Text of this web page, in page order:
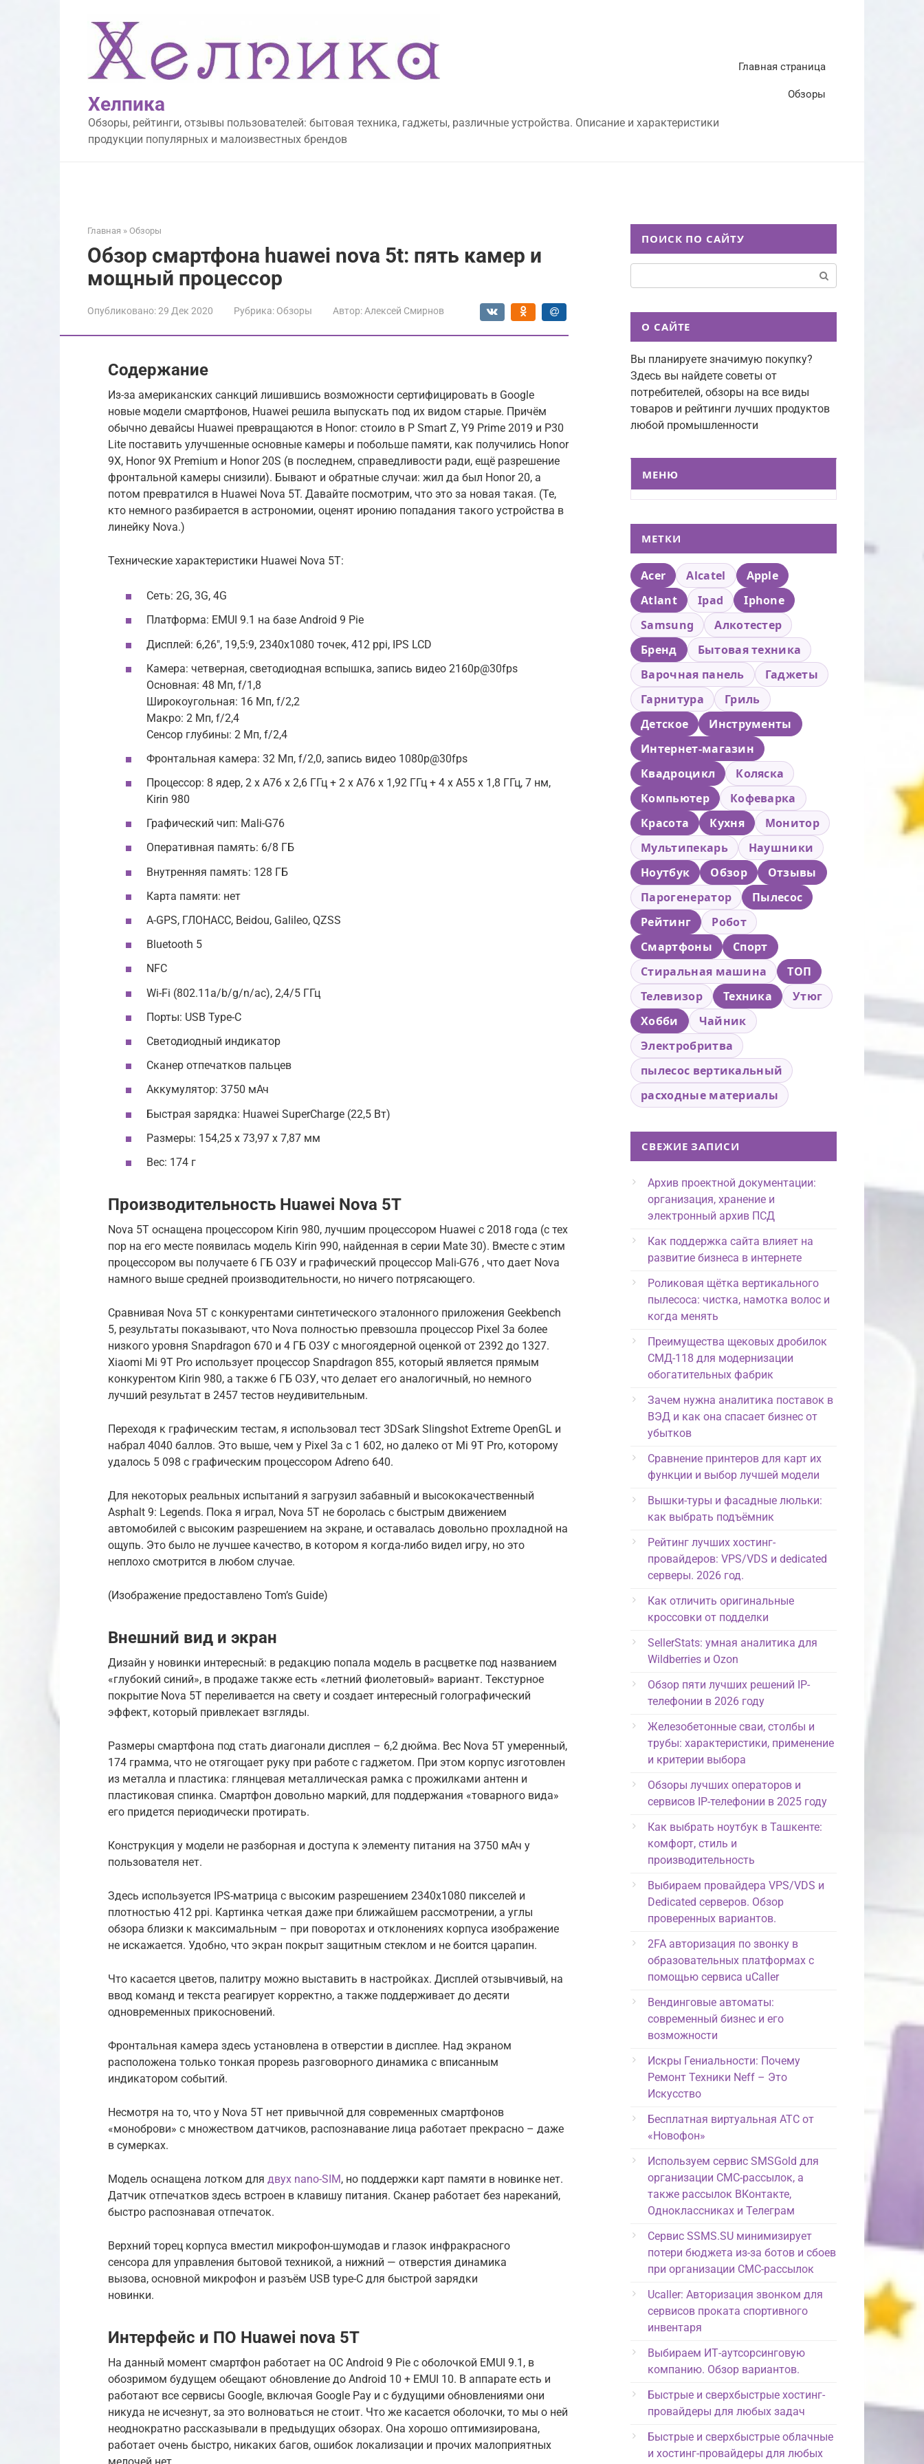
Хелпика
Обзоры, рейтинги, отзывы пользователей: бытовая техника, гаджеты, различные устройства. Описание и характеристики
продукции популярных и малоизвестных брендов
Главная страница
Обзоры
Главная » Обзоры
Обзор смартфона huawei nova 5t: пять камер и
мощный процессор
Опубликовано:29 Дек 2020 Рубрика: Обзоры Автор: Алексей Смирнов
Содержание
Из-за американских санкций лишившись возможности сертифицировать в Google
новые модели смартфонов, Huawei решила выпускать под их видом старые. Причём
обычно девайсы Huawei превращаются в Honor: стоило в P Smart Z, Y9 Prime 2019 и P30
Lite поставить улучшенные основные камеры и побольше памяти, как получились Honor
9X, Honor 9X Premium и Honor 20S (в последнем, справедливости ради, ещё разрешение
фронтальной камеры снизили). Бывают и обратные случаи: жил да был Honor 20, а
потом превратился в Huawei Nova 5T. Давайте посмотрим, что это за новая такая. (Те,
кто немного разбирается в астрономии, оценят иронию попадания такого устройства в
линейку Nova.)
Технические характеристики Huawei Nova 5T:
Сеть: 2G, 3G, 4G
Платформа: EMUI 9.1 на базе Android 9 Pie
Дисплей: 6,26″, 19,5:9, 2340х1080 точек, 412 ppi, IPS LCD
Камера: четверная, светодиодная вспышка, запись видео 2160p@30fps
Основная: 48 Мп, f/1,8
Широкоугольная: 16 Мп, f/2,2
Макро: 2 Мп, f/2,4
Сенсор глубины: 2 Мп, f/2,4
Фронтальная камера: 32 Мп, f/2,0, запись видео 1080p@30fps
Процессор: 8 ядер, 2 х A76 х 2,6 ГГц + 2 x A76 х 1,92 ГГц + 4 х A55 x 1,8 ГГц, 7 нм,
Kirin 980
Графический чип: Mali-G76
Оперативная память: 6/8 ГБ
Внутренняя память: 128 ГБ
Карта памяти: нет
A-GPS, ГЛОНАСС, Beidou, Galileo, QZSS
Bluetooth 5
NFC
Wi-Fi (802.11a/b/g/n/ac), 2,4/5 ГГц
Порты: USB Type-C
Светодиодный индикатор
Сканер отпечатков пальцев
Аккумулятор: 3750 мАч
Быстрая зарядка: Huawei SuperCharge (22,5 Вт)
Размеры: 154,25 х 73,97 х 7,87 мм
Вес: 174 г
Производительность Huawei Nova 5T
Nova 5T оснащена процессором Kirin 980, лучшим процессором Huawei с 2018 года (с тех
пор на его месте появилась модель Kirin 990, найденная в серии Mate 30). Вместе с этим
процессором вы получаете 6 ГБ ОЗУ и графический процессор Mali-G76 , что дает Nova
намного выше средней производительности, но ничего потрясающего.
Сравнивая Nova 5T с конкурентами синтетического эталонного приложения Geekbench
5, результаты показывают, что Nova полностью превзошла процессор Pixel 3a более
низкого уровня Snapdragon 670 и 4 ГБ ОЗУ с многоядерной оценкой от 2392 до 1327.
Xiaomi Mi 9T Pro использует процессор Snapdragon 855, который является прямым
конкурентом Kirin 980, а также 6 ГБ ОЗУ, что делает его аналогичный, но немного
лучший результат в 2457 тестов неудивительным.
Переходя к графическим тестам, я использовал тест 3DSark Slingshot Extreme OpenGL и
набрал 4040 баллов. Это выше, чем у Pixel 3a с 1 602, но далеко от Mi 9T Pro, которому
удалось 5 098 с графическим процессором Adreno 640.
Для некоторых реальных испытаний я загрузил забавный и высококачественный
Asphalt 9: Legends. Пока я играл, Nova 5T не боролась с быстрым движением
автомобилей с высоким разрешением на экране, и оставалась довольно прохладной на
ощупь. Это было не лучшее качество, в котором я когда-либо видел игру, но это
неплохо смотрится в любом случае.
(Изображение предоставлено Tom’s Guide)
Внешний вид и экран
Дизайн у новинки интересный: в редакцию попала модель в расцветке под названием
«глубокий синий», в продаже также есть «летний фиолетовый» вариант. Текстурное
покрытие Nova 5T переливается на свету и создает интересный голографический
эффект, который привлекает взгляды.
Размеры смартфона под стать диагонали дисплея – 6,2 дюйма. Вес Nova 5T умеренный,
174 грамма, что не отягощает руку при работе с гаджетом. При этом корпус изготовлен
из металла и пластика: глянцевая металлическая рамка с прожилками антенн и
пластиковая спинка. Смартфон довольно маркий, для поддержания «товарного вида»
его придется периодически протирать.
Конструкция у модели не разборная и доступа к элементу питания на 3750 мАч у
пользователя нет.
Здесь используется IPS-матрица с высоким разрешением 2340х1080 пикселей и
плотностью 412 ppi. Картинка четкая даже при ближайшем рассмотрении, а углы
обзора близки к максимальным – при поворотах и отклонениях корпуса изображение
не искажается. Удобно, что экран покрыт защитным стеклом и не боится царапин.
Что касается цветов, палитру можно выставить в настройках. Дисплей отзывчивый, на
ввод команд и текста реагирует корректно, а также поддерживает до десяти
одновременных прикосновений.
Фронтальная камера здесь установлена в отверстии в дисплее. Над экраном
расположена только тонкая прорезь разговорного динамика с вписанным
индикатором событий.
Несмотря на то, что у Nova 5T нет привычной для современных смартфонов
«моноброви» с множеством датчиков, распознавание лица работает прекрасно – даже
в сумерках.
Модель оснащена лотком для двух nano-SIM, но поддержки карт памяти в новинке нет.
Датчик отпечатков здесь встроен в клавишу питания. Сканер работает без нареканий,
быстро распознавая отпечаток.
Верхний торец корпуса вместил микрофон-шумодав и глазок инфракрасного
сенсора для управления бытовой техникой, а нижний — отверстия динамика
вызова, основной микрофон и разъём USB type-C для быстрой зарядки
новинки.
Интерфейс и ПО Huawei nova 5T
На данный момент смартфон работает на ОС Android 9 Pie с оболочкой EMUI 9.1, в
обозримом будущем обещают обновление до Android 10 + EMUI 10. В аппарате есть и
работают все сервисы Google, включая Google Pay и с будущими обновлениями они
никуда не исчезнут, за это волноваться не стоит. Что же касается оболочки, то мы о ней
неоднократно рассказывали в предыдущих обзорах. Она хорошо оптимизирована,
работает очень быстро, никаких багов, ошибок локализации и прочих малоприятных
ПОИСК ПО САЙТУ
О САЙТЕ
Вы планируете значимую покупку?
Здесь вы найдете советы от
потребителей, обзоры на все виды
товаров и рейтинги лучших продуктов
любой промышленности
МЕНЮ
МЕТКИ
Acer Alcatel
Apple
Atlant
Ipad
Iphone
Samsung
Алкотестер
Бренд
Бытовая техника
Варочная панель
Гаджеты
Гарнитура
Гриль
Детское
Инструменты
Интернет-магазин
Квадроцикл
Коляска
Компьютер
Кофеварка
Красота
Кухня
Монитор
Мультипекарь
Наушники
Ноутбук
Обзор
Отзывы
Парогенератор
Пылесос
Рейтинг
Робот
Смартфоны
Спорт
Стиральная машина
ТОП
Телевизор
Техника
Утюг
Хобби
Чайник
Электробритва
пылесос вертикальный
расходные материалы
СВЕЖИЕ ЗАПИСИ
Архив проектной документации:
организация, хранение и
электронный архив ПСД
Как поддержка сайта влияет на
развитие бизнеса в интернете
Роликовая щётка вертикального
пылесоса: чистка, намотка волос и
когда менять
Преимущества щековых дробилок
СМД-118 для модернизации
обогатительных фабрик
Зачем нужна аналитика поставок в
ВЭД и как она спасает бизнес от
убытков
Сравнение принтеров для карт их
функции и выбор лучшей модели
Вышки-туры и фасадные люльки:
как выбрать подъёмник
Рейтинг лучших хостинг-
провайдеров: VPS/VDS и dedicated
серверы. 2026 год.
Как отличить оригинальные
кроссовки от подделки
SellerStats: умная аналитика для
Wildberries и Ozon
Обзор пяти лучших решений IP-
телефонии в 2026 году
Железобетонные сваи, столбы и
трубы: характеристики, применение
и критерии выбора
Обзоры лучших операторов и
сервисов IP-телефонии в 2025 году
Как выбрать ноутбук в Ташкенте:
комфорт, стиль и
производительность
Выбираем провайдера VPS/VDS и
Dedicated серверов. Обзор
проверенных вариантов.
2FA авторизация по звонку в
образовательных платформах с
помощью сервиса uCaller
Вендинговые автоматы:
современный бизнес и его
возможности
Искры Гениальности: Почему
Ремонт Техники Neff – Это
Искусство
Бесплатная виртуальная АТС от
«Новофон»
Используем сервис SMSGold для
организации СМС-рассылок, а
также рассылок ВКонтакте,
Одноклассниках и Телеграм
Сервис SSMS.SU минимизирует
потери бюджета из-за ботов и сбоев
при организации СМС-рассылок
Ucaller: Авторизация звонком для
сервисов проката спортивного
инвентаря
Выбираем ИТ-аутсорсинговую
компанию. Обзор вариантов.
Быстрые и сверхбыстрые хостинг-
провайдеры для любых задач
Быстрые и сверхбыстрые облачные
и хостинг-провайдеры для любых